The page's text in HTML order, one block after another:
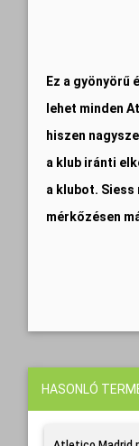
Ez a gyönyörű
lehet minden
hiszen
a klub iránti
a klubot.
mérkőzésen
HASONLÓ